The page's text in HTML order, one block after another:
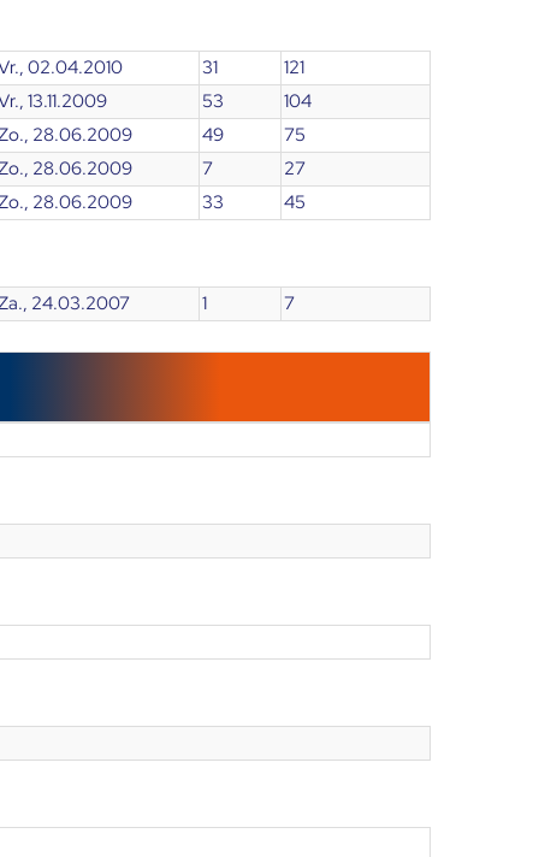
02.04.2010 31
121
13.11.2009
53
104
28.06.2009
49
75
28.06.2009
7
27
28.06.2009
33 45
24.03.2007 1 7